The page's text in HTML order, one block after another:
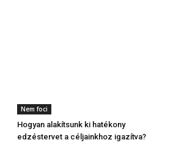
Nem foci
Hogyan alakítsunk ki hatékony
edzéstervet a céljainkhoz igazítva?